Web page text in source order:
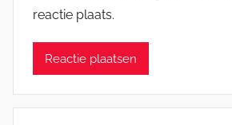
reactie plaats.